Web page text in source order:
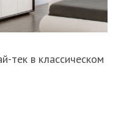
тек в классическом